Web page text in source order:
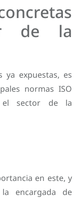
de la
ya expuestas, es
normas ISO
el sector de la
en este, y
encargada de